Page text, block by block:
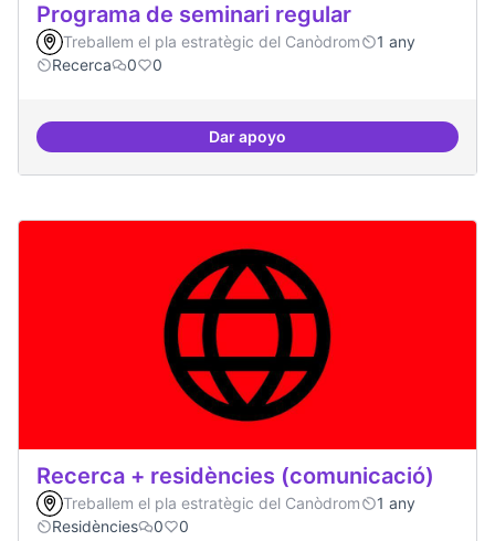
Programa de seminari regular
Treballem el pla estratègic del Canòdrom
1 any
Recerca
0 0
Dar apoyoPrograma de seminari regular
Recerca + residències (comunicació)
Treballem el pla estratègic del Canòdrom
1 any
Residències
0 0